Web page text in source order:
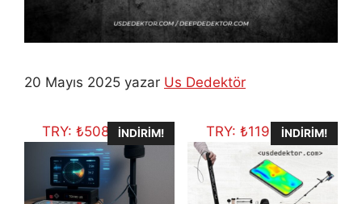
20 Mayıs 2025 yazar Us Dedektör
TRY: ₺508.888,75
İNDIRIM! TRY:₺119.712,64
İNDIRIM!